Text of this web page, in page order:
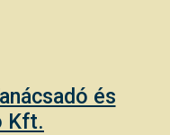
és
Kft.